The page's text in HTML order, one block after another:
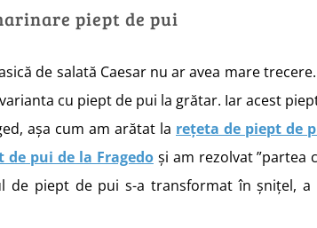
piept de pui
de salată Caesar nu ar avea mare
cu piept de pui la grătar. Iar acest
așa cum am arătat la rețeta de piept de
de pui de la Fragedoși am rezolvat ”partea
de piept de pui s-a transformat în șnițel,